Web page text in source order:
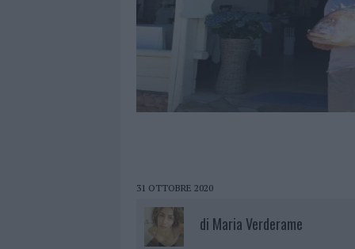
31 OTTOBRE 2020
di Maria Verderame